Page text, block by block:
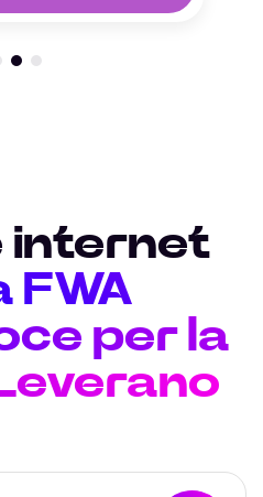
internet
FWA
per la